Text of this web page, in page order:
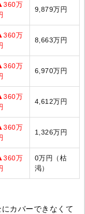
万
9,879万円
万
8,663万円
万
6,970万円
万
4,612万円
万
1,326万円
万
0万円（枯
渇）
カバーできなくて